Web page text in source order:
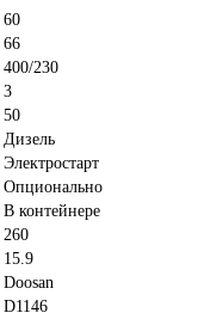
60
66
400/230
3
50
Дизель
Электростарт
Опционально
В контейнере
260
15.9
Doosan
D1146